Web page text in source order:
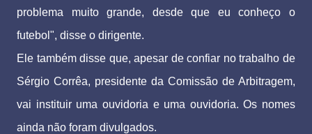
problema muito grande, desde que eu conheço o
futebol", disse o dirigente.
Ele também disse que, apesar de confiar no trabalho de
Sérgio Corrêa, presidente da Comissão de Arbitragem,
vai instituir uma ouvidoria e uma ouvidoria. Os nomes
ainda não foram divulgados.